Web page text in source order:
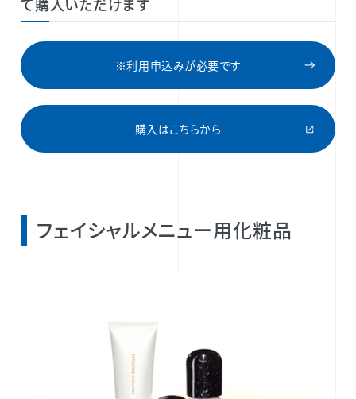
て購入いただけます
※利用申込みが必要です
購入はこちらから
フェイシャルメニュー用化粧品